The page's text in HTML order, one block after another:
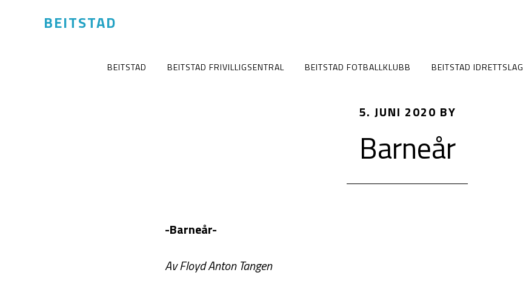
BEITSTAD
BEITSTAD BEITSTAD FRIVILLIGSENTRAL BEITSTAD FOTBALLKLUBB BEITSTAD IDRETTSLAG
5. JUNI 2020 BY
Barneår
-Barneår-
Av Floyd Anton Tangen